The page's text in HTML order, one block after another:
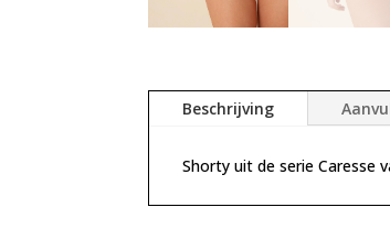
Beschrijving
Shorty uit de serie Caresse